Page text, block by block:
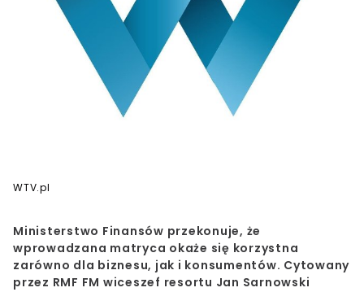
WTV.pl
Ministerstwo Finansów przekonuje, że
wprowadzana matryca okaże się korzystna
zarówno dla biznesu, jak i konsumentów. Cytowany
przez RMF FM wiceszef resortu Jan Sarnowski